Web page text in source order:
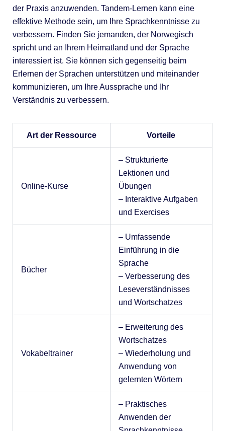
der Praxis anzuwenden. Tandem-Lernen kann eine
effektive Methode sein, um Ihre Sprachkenntnisse zu
verbessern. Finden Sie jemanden, der Norwegisch
spricht und an Ihrem Heimatland und der Sprache
interessiert ist. Sie können sich gegenseitig beim
Erlernen der Sprachen unterstützen und miteinander
kommunizieren, um Ihre Aussprache und Ihr
Verständnis zu verbessern.
Art der Ressource Vorteile
Online-Kurse
– Strukturierte
Lektionen und
Übungen
– Interaktive Aufgaben
und Exercises
Bücher
– Umfassende
Einführung in die
Sprache
– Verbesserung des
Leseverständnisses
und Wortschatzes
Vokabeltrainer
– Erweiterung des
Wortschatzes
– Wiederholung und
Anwendung von
gelernten Wörtern
– Praktisches
Anwenden der